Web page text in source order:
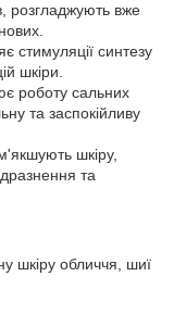
розгладжують вже
стимуляції синтезу
шкіри.
роботу сальних
та заспокійливу
шкіру,
та
шкіру обличчя, шиї